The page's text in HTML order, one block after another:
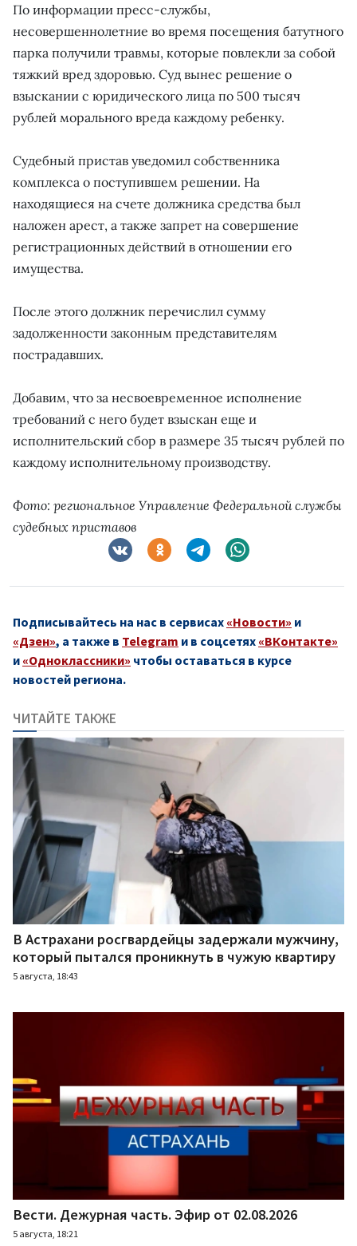
По информации пресс-службы,
несовершеннолетние во время посещения батутного
парка получили травмы, которые повлекли за собой
тяжкий вред здоровью. Суд вынес решение о
взыскании с юридического лица по 500 тысяч
рублей морального вреда каждому ребенку.
Судебный пристав уведомил собственника
комплекса о поступившем решении. На
находящиеся на счете должника средства был
наложен арест, а также запрет на совершение
регистрационных действий в отношении его
имущества.
После этого должник перечислил сумму
задолженности законным представителям
пострадавших.
Добавим, что за несвоевременное исполнение
требований с него будет взыскан еще и
исполнительский сбор в размере 35 тысяч рублей по
каждому исполнительному производству.
Фото: региональное Управление Федеральной службы
судебных приставов
Подписывайтесь на нас в сервисах «Новости» и
«Дзен», а также в Telegram и в соцсетях «ВКонтакте»
и «Одноклассники» чтобы оставаться в курсе
новостей региона.
ЧИТАЙТЕ ТАКЖЕ
В Астрахани росгвардейцы задержали мужчину,
который пытался проникнуть в чужую квартиру
5 августа, 18:43
Вести. Дежурная часть. Эфир от 02.08.2026
5 августа, 18:21